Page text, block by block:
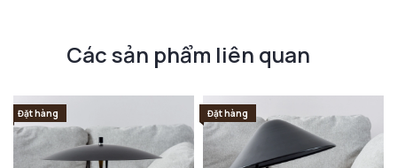
Các sản phẩm liên quan
Đặt hàng Đặt hàng